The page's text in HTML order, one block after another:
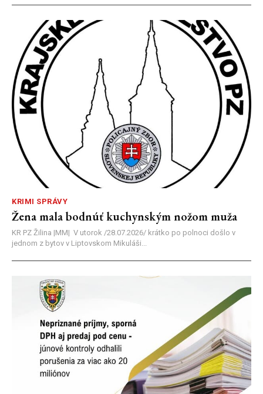
KRIMI SPRÁVY
Žena mala bodnúť kuchynským nožom muža
KR PZ Žilina |MM| V utorok /28.07.2026/ krátko po polnoci došlo v
jednom z bytov v Liptovskom Mikuláši...